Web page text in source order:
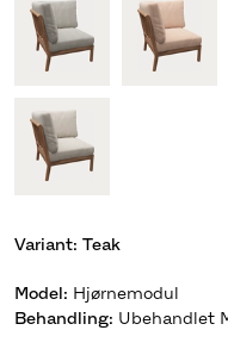
Variant: Teak
Model: Hjørnemodul
Behandling: